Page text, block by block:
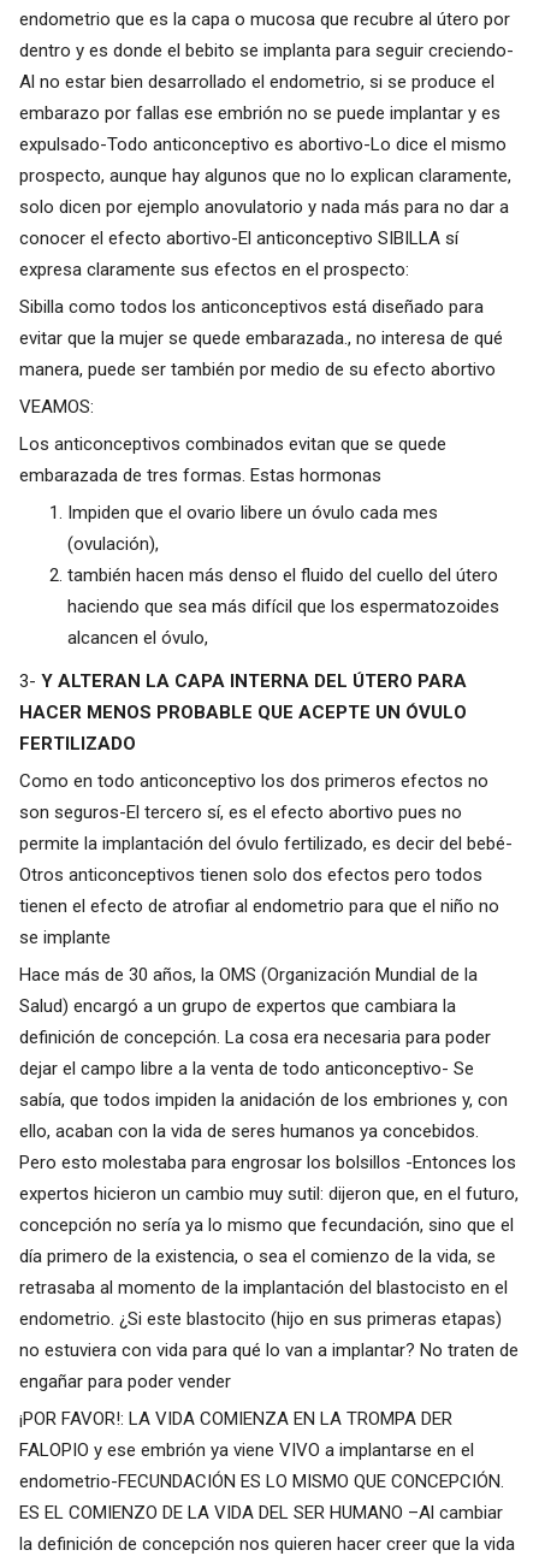
endometrio que es la capa o mucosa que recubre al útero por
dentro y es donde el bebito se implanta para seguir creciendo-
Al no estar bien desarrollado el endometrio, si se produce el
embarazo por fallas ese embrión no se puede implantar y es
expulsado-Todo anticonceptivo es abortivo-Lo dice el mismo
prospecto, aunque hay algunos que no lo explican claramente,
solo dicen por ejemplo anovulatorio y nada más para no dar a
conocer el efecto abortivo-El anticonceptivo SIBILLA sí
expresa claramente sus efectos en el prospecto:
Sibilla como todos los anticonceptivos está diseñado para
evitar que la mujer se quede embarazada., no interesa de qué
manera, puede ser también por medio de su efecto abortivo
VEAMOS:
Los anticonceptivos combinados evitan que se quede
embarazada de tres formas. Estas hormonas
Impiden que el ovario libere un óvulo cada mes
(ovulación),
también hacen más denso el fluido del cuello del útero
haciendo que sea más difícil que los espermatozoides
alcancen el óvulo,
3- Y ALTERAN LA CAPA INTERNA DEL ÚTERO PARA
HACER MENOS PROBABLE QUE ACEPTE UN ÓVULO
FERTILIZADO
Como en todo anticonceptivo los dos primeros efectos no
son seguros-El tercero sí, es el efecto abortivo pues no
permite la implantación del óvulo fertilizado, es decir del bebé-
Otros anticonceptivos tienen solo dos efectos pero todos
tienen el efecto de atrofiar al endometrio para que el niño no
se implante
Hace más de 30 años, la OMS (Organización Mundial de la
Salud) encargó a un grupo de expertos que cambiara la
definición de concepción. La cosa era necesaria para poder
dejar el campo libre a la venta de todo anticonceptivo- Se
sabía, que todos impiden la anidación de los embriones y, con
ello, acaban con la vida de seres humanos ya concebidos.
Pero esto molestaba para engrosar los bolsillos -Entonces los
expertos hicieron un cambio muy sutil: dijeron que, en el futuro,
concepción no sería ya lo mismo que fecundación, sino que el
día primero de la existencia, o sea el comienzo de la vida, se
retrasaba al momento de la implantación del blastocisto en el
endometrio. ¿Si este blastocito (hijo en sus primeras etapas)
no estuviera con vida para qué lo van a implantar? No traten de
engañar para poder vender
¡POR FAVOR!: LA VIDA COMIENZA EN LA TROMPA DER
FALOPIO y ese embrión ya viene VIVO a implantarse en el
endometrio-FECUNDACIÓN ES LO MISMO QUE CONCEPCIÓN.
ES EL COMIENZO DE LA VIDA DEL SER HUMANO –Al cambiar
la definición de concepción nos quieren hacer creer que la vida